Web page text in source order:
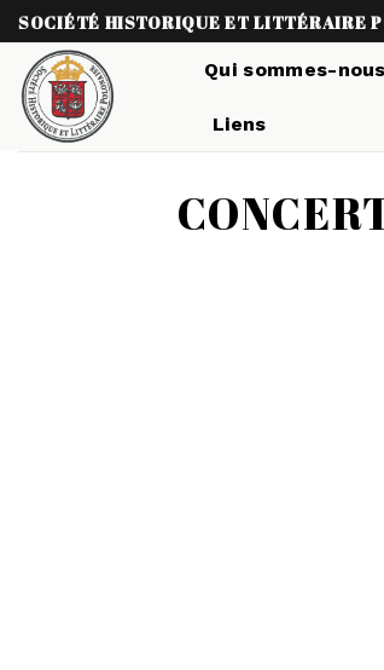
Skip
content
SOCIÉTÉ HISTORIQUE ET LITTÉRAIRE
Qui sommes-
Liens